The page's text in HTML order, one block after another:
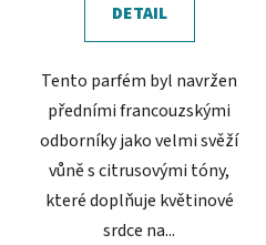
DETAIL
Tento parfém byl navržen
předními francouzskými
odborníky jako velmi svěží
vůně s citrusovými tóny,
které doplňuje květinové
srdce na...